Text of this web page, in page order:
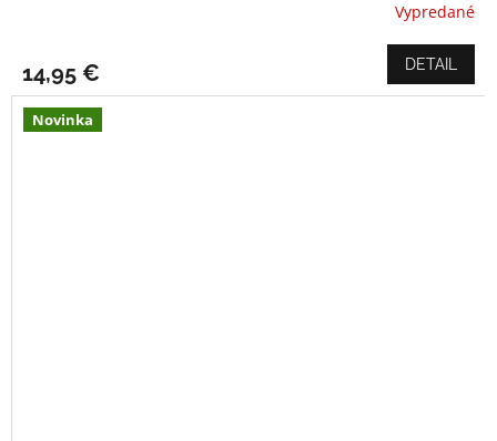
Vypredané
14,95 € DETAIL
Novinka